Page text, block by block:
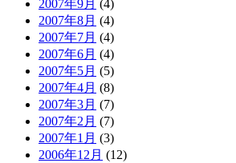
2007年9月 (4)
2007年8月 (4)
2007年7月 (4)
2007年6月 (4)
2007年5月 (5)
2007年4月 (8)
2007年3月 (7)
2007年2月 (7)
2007年1月 (3)
2006年12月 (12)